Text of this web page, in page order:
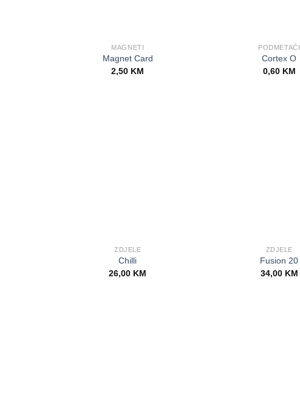
MAGNETI
Magnet Card
2,50 KM
PODMETAČI
Cortex O
0,60 KM
ZDJELE
Chilli
26,00 KM
ZDJELE
Fusion 20
34,00 KM